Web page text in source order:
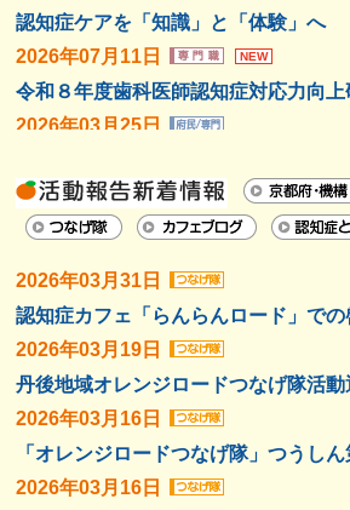
認知症ケアを「知識」と「体験」へ
2026年07月11日
NEW
令和８年度歯科医師認知症対応力向上
2026年03月25日
2026年03月03日
令和７年度若年性認知症研修会
2026年02月25日
2026年02月23日
2026年03月31日
認知症カフェ「らんらんロード」での
2026年03月19日
丹後地域オレンジロードつなげ隊活動
2026年03月16日
「オレンジロードつなげ隊」つうし
2026年03月16日